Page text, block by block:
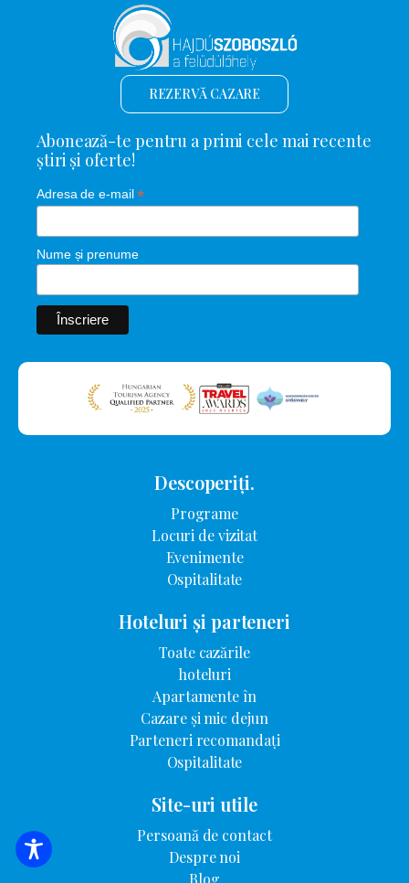
CĂUTARE DE CAZARE
REZERVĂ CAZARE
Abonează-te pentru a primi cele mai recente
știri și oferte!
Adresa de e-mail*
Nume și prenume
Descoperiți.
Programe
Locuri de vizitat
Evenimente
Ospitalitate
Hoteluri și parteneri
Toate cazările
hoteluri
Apartamente în
Cazare și mic dejun
Parteneri recomandați
Ospitalitate
Site-uri utile
Persoană de contact
Despre noi
Blog